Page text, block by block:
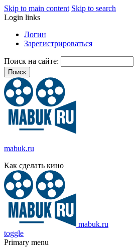
Skip to main content Skip to search
Login links
Логин
Зарегистрироваться
Поиск на сайте:
mabuk.ru
Как сделать кино
mabuk.ru
toggle
Primary menu